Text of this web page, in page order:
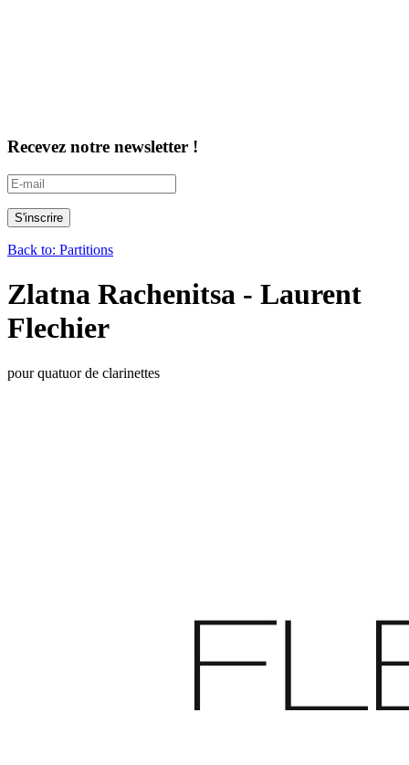
Recevez notre newsletter !
Back to: Partitions
Zlatna Rachenitsa - Laurent
Flechier
pour quatuor de clarinettes